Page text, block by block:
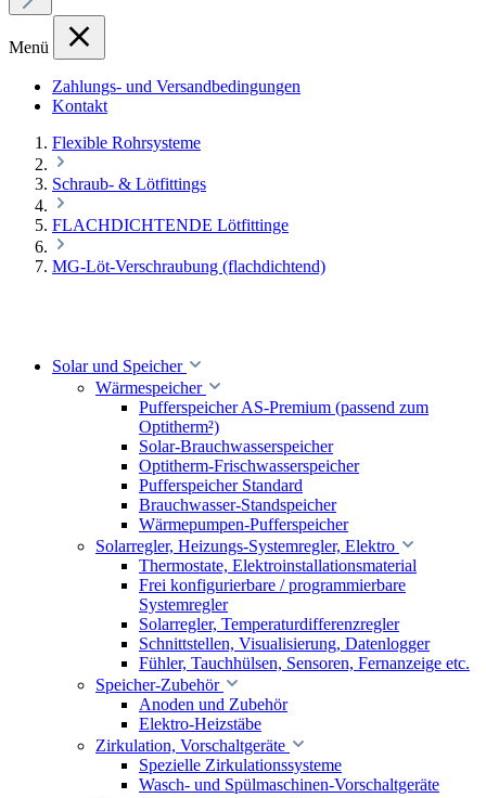
Menü
Zahlungs- und Versandbedingungen
Kontakt
Flexible Rohrsysteme
Schraub- & Lötfittings
FLACHDICHTENDE Lötfittinge
MG-Löt-Verschraubung (flachdichtend)
Solar und Speicher
Wärmespeicher
Pufferspeicher AS-Premium (passend zum
Optitherm²)
Solar-Brauchwasserspeicher
Optitherm-Frischwasserspeicher
Pufferspeicher Standard
Brauchwasser-Standspeicher
Wärmepumpen-Pufferspeicher
Solarregler, Heizungs-Systemregler, Elektro
Thermostate, Elektroinstallationsmaterial
Frei konfigurierbare / programmierbare
Systemregler
Solarregler, Temperaturdifferenzregler
Schnittstellen, Visualisierung, Datenlogger
Fühler, Tauchhülsen, Sensoren, Fernanzeige etc.
Speicher-Zubehör
Anoden und Zubehör
Elektro-Heizstäbe
Zirkulation, Vorschaltgeräte
Spezielle Zirkulationssysteme
Wasch- und Spülmaschinen-Vorschaltgeräte